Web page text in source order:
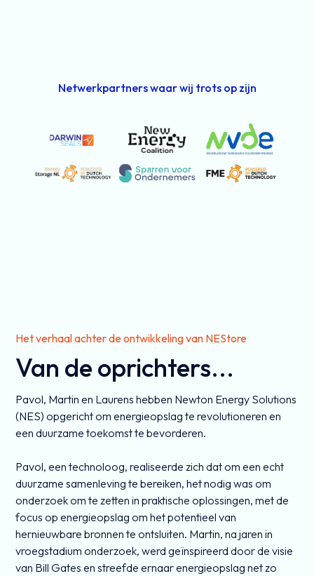
Netwerkpartners waar wij trots op zijn
Het verhaal achter de ontwikkeling van NEStore
Van de oprichters...
Pavol, Martin en Laurens hebben Newton Energy Solutions
(NES) opgericht om energieopslag te revolutioneren en
een duurzame toekomst te bevorderen.
Pavol, een technoloog, realiseerde zich dat om een echt
duurzame samenleving te bereiken, het nodig was om
onderzoek om te zetten in praktische oplossingen, met de
focus op energieopslag om het potentieel van
hernieuwbare bronnen te ontsluiten. Martin, na jaren in
vroegstadium onderzoek, werd geïnspireerd door de visie
van Bill Gates en streefde ernaar energieopslag net zo